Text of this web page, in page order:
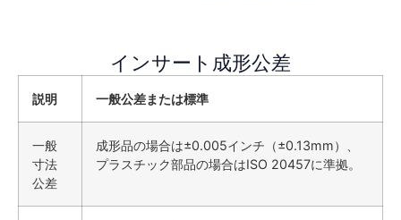
インサート成形公差
説明 一般公差または標準
一般
寸法
公差
成形品の場合は±0.005インチ（±0.13mm）、
プラスチック部品の場合はISO 20457に準拠。